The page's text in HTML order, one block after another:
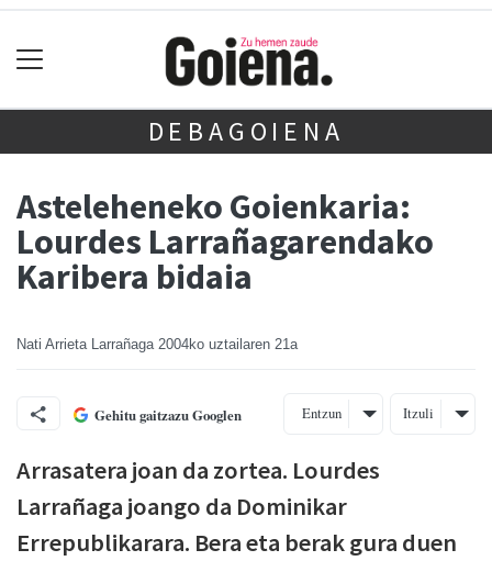
DEBAGOIENA
Asteleheneko Goienkaria:
Lourdes Larrañagarendako
Karibera bidaia
Nati Arrieta Larrañaga 2004ko uztailaren 21a
Gehitu gaitzazu Googlen Entzun Itzuli
Arrasatera joan da zortea. Lourdes
Larrañaga joango da Dominikar
Errepublikarara. Bera eta berak gura duen